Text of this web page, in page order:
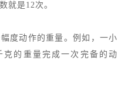
就是12次。
度动作的重量。例如，一小
克的重量完成一次完备的动